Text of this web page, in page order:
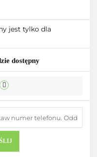
jest tylko dla
dostępny